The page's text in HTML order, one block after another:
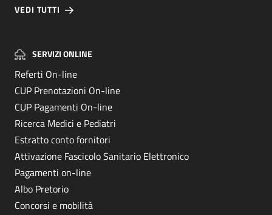
VEDI TUTTI
SERVIZI ONLINE
Referti On-line
CUP Prenotazioni On-line
CUP Pagamenti On-line
Ricerca Medici e Pediatri
Estratto conto fornitori
Attivazione Fascicolo Sanitario Elettronico
Pagamenti on-line
Albo Pretorio
Concorsi e mobilità